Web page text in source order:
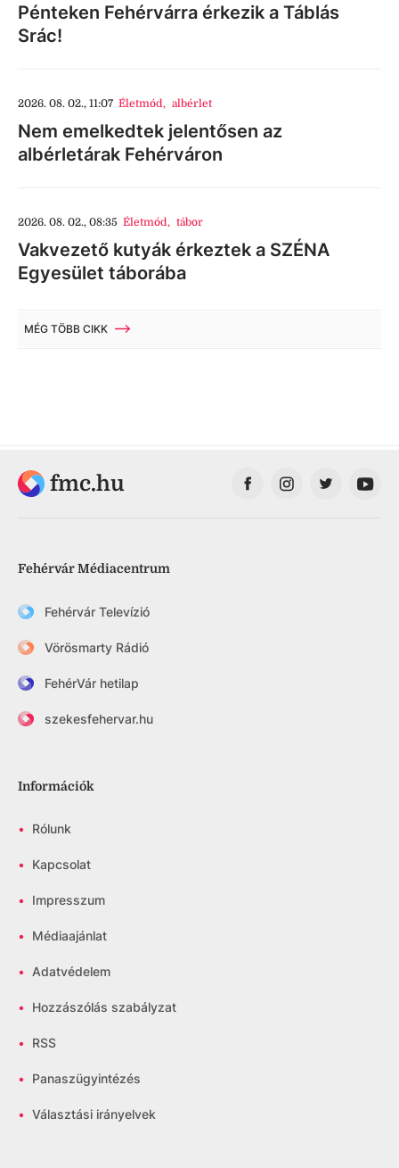
Pénteken Fehérvárra érkezik a Táblás
Srác!
2026. 08. 02., 11:07 Életmód, albérlet
Nem emelkedtek jelentősen az
albérletárak Fehérváron
2026. 08. 02., 08:35 Életmód, tábor
Vakvezető kutyák érkeztek a SZÉNA
Egyesület táborába
MÉG TÖBB CIKK
fmc.hu
Fehérvár Médiacentrum
Fehérvár Televízió
Vörösmarty Rádió
FehérVár hetilap
szekesfehervar.hu
Információk
• Rólunk
• Kapcsolat
• Impresszum
• Médiaajánlat
• Adatvédelem
• Hozzászólás szabályzat
• RSS
• Panaszügyintézés
• Választási irányelvek